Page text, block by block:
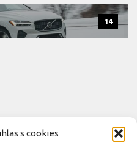
s cookies
14